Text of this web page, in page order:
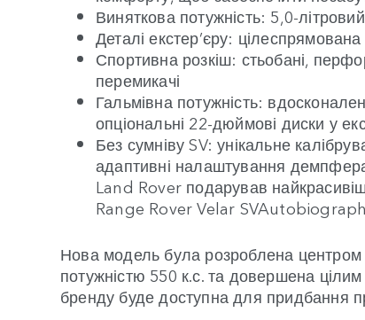
Виняткова потужність: 5,0-
Деталі екстер’єру:
Спортивна розкіш: стьобані,
перемикачі
Гальмівна потужність:
опціональні 22-дюймові диски у
Без сумніву SV: унікальне
адаптивні налаштування
Land Rover подарував
Range Rover Velar
Нова модель була розроблена
потужністю 550 к.с. та довершена
бренду буде доступна для придбання